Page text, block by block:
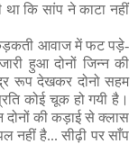
था कि सांप ने काटा नहीं
आवाज में फट पड़े-
हुआ दोनों जिन्न की
रूप देखकर दोनो सहम
कोई चूक हो गयी है।
की कड़ाई से क्लास
नहीं है... सीढ़ी पर साँप